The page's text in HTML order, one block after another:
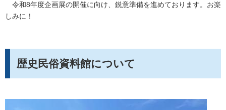
令和8年度企画展の開催に向け、鋭意準備を進めております。お楽
しみに！
歴史民俗資料館について